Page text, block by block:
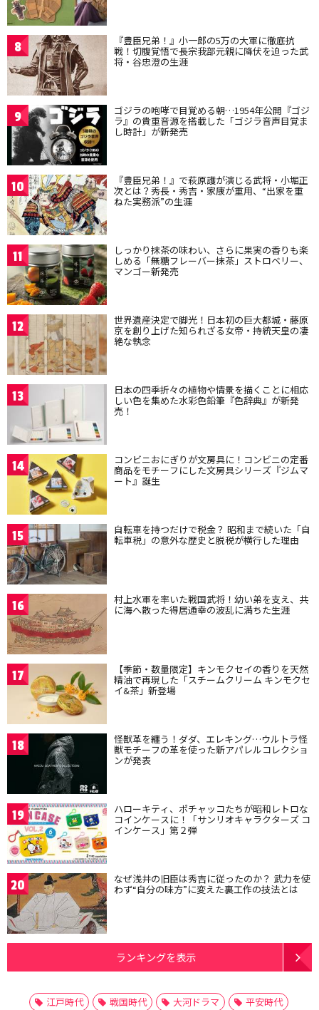
8 『豊臣兄弟！』小一郎の5万の大軍に徹底抗
戦！切腹覚悟で長宗我部元親に降伏を迫った武
将・谷忠澄の生涯
9 ゴジラの咆哮で目覚める朝…1954年公開『ゴジ
ラ』の貴重音源を搭載した「ゴジラ音声目覚ま
し時計」が新発売
10 『豊臣兄弟！』で萩原護が演じる武将・小堀正
次とは？秀長・秀吉・家康が重用、“出家を重
ねた実務派”の生涯
11 しっかり抹茶の味わい、さらに果実の香りも楽
しめる「無糖フレーバー抹茶」ストロベリー、
マンゴー新発売
12 世界遺産決定で脚光！日本初の巨大都城・藤原
京を創り上げた知られざる女帝・持統天皇の凄
絶な執念
13 日本の四季折々の植物や情景を描くことに相応
しい色を集めた水彩色鉛筆『色辞典』が新発
売！
14 コンビニおにぎりが文房具に！コンビニの定番
商品をモチーフにした文房具シリーズ『ジムマ
ート』誕生
15 自転車を持つだけで税金？ 昭和まで続いた「自
転車税」の意外な歴史と脱税が横行した理由
16 村上水軍を率いた戦国武将！幼い弟を支え、共
に海へ散った得居通幸の波乱に満ちた生涯
17 【季節・数量限定】キンモクセイの香りを天然
精油で再現した「スチームクリーム キンモクセ
イ&茶」新登場
18 怪獣革を纏う！ダダ、エレキング…ウルトラ怪
獣モチーフの革を使った新アパレルコレクショ
ンが発表
19 ハローキティ、ポチャッコたちが昭和レトロな
コインケースに！「サンリオキャラクターズ コ
インケース」第２弾
20 なぜ浅井の旧臣は秀吉に従ったのか？ 武力を使
わず“自分の味方”に変えた裏工作の技法とは
ランキングを表示
江戸時代 戦国時代 大河ドラマ
平安時代